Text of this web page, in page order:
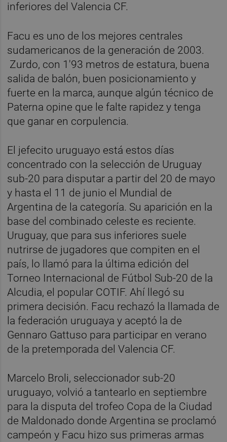
inferiores del Valencia CF.
Facu es uno de los mejores centrales
sudamericanos de la generación de 2003.
Zurdo, con 1'93 metros de estatura, buena
salida de balón, buen posicionamiento y
fuerte en la marca, aunque algún técnico de
Paterna opine que le falte rapidez y tenga
que ganar en corpulencia.
El jefecito uruguayo está estos días
concentrado con la selección de Uruguay
sub-20 para disputar a partir del 20 de mayo
y hasta el 11 de junio el Mundial de
Argentina de la categoría. Su aparición en la
base del combinado celeste es reciente.
Uruguay, que para sus inferiores suele
nutrirse de jugadores que compiten en el
país, lo llamó para la última edición del
Torneo Internacional de Fútbol Sub-20 de la
Alcudia, el popular COTIF. Ahí llegó su
primera decisión. Facu rechazó la llamada de
la federación uruguaya y aceptó la de
Gennaro Gattuso para participar en verano
de la pretemporada del Valencia CF.
Marcelo Broli, seleccionador sub-20
uruguayo, volvió a tantearlo en septiembre
para la disputa del trofeo Copa de la Ciudad
de Maldonado donde Argentina se proclamó
campeón y Facu hizo sus primeras armas